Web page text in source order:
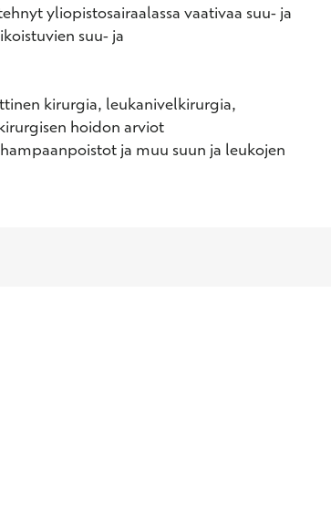
yliopistosairaalassa vaativaa suu- ja
suu- ja
kirurgia, leukanivelkirurgia,
hoidon arviot
ja muu suun ja leukojen